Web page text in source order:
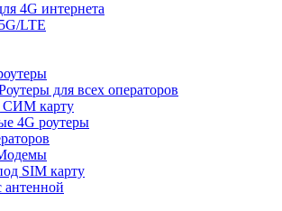
4G интернета
LTE
для всех операторов
СИМ карту
4G роутеры
SIM карту